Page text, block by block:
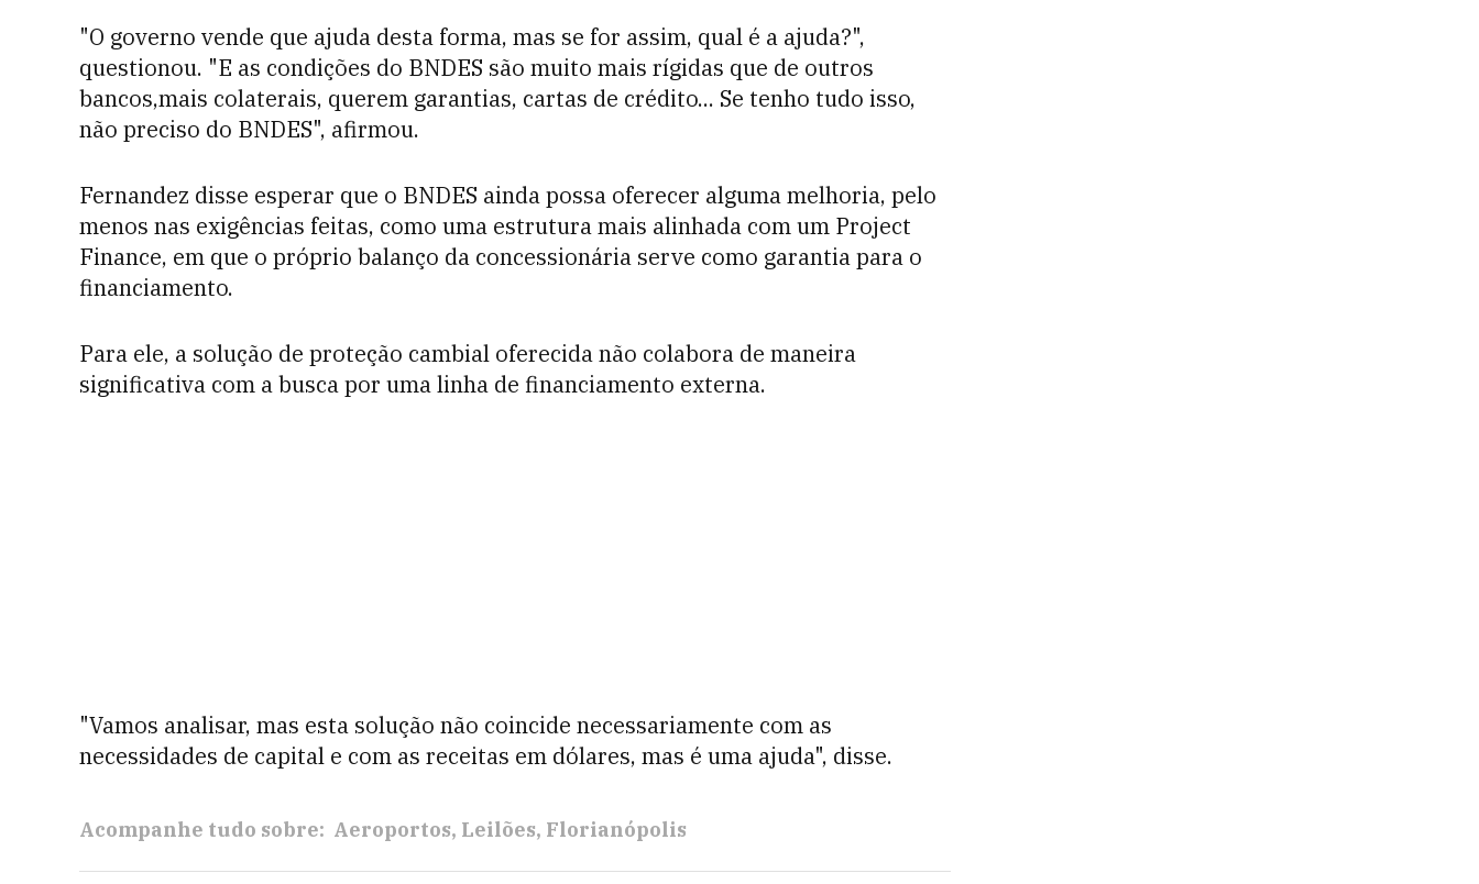
"O governo vende que ajuda desta forma, mas se for assim, qual é a ajuda?",
questionou. "E as condições do BNDES são muito mais rígidas que de outros
bancos,mais colaterais, querem garantias, cartas de crédito... Se tenho tudo isso,
não preciso do BNDES", afirmou.
Fernandez disse esperar que o BNDES ainda possa oferecer alguma melhoria, pelo
menos nas exigências feitas, como uma estrutura mais alinhada com um Project
Finance, em que o próprio balanço da concessionária serve como garantia para o
financiamento.
Para ele, a solução de proteção cambial oferecida não colabora de maneira
significativa com a busca por uma linha de financiamento externa.
"Vamos analisar, mas esta solução não coincide necessariamente com as
necessidades de capital e com as receitas em dólares, mas é uma ajuda", disse.
Acompanhe tudo sobre: Aeroportos Leilões Florianópolis